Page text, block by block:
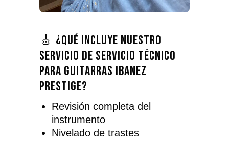
🎸 ¿Qué incluye nuestro
servicio de servicio técnico
para guitarras Ibanez
Prestige?
Revisión completa del
instrumento
Nivelado de trastes